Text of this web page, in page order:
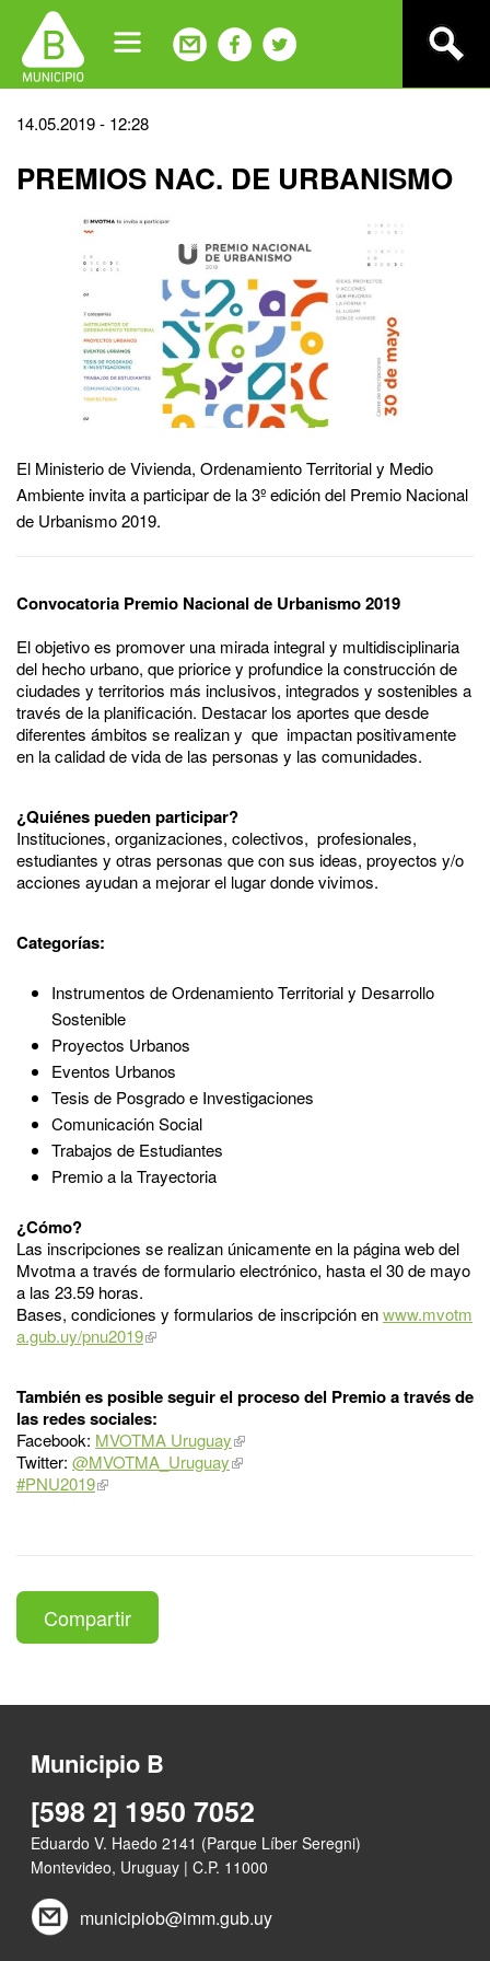
navigation
Back
top
14.05.2019 - 12:28
PREMIOS NAC. DE URBANISMO
El Ministerio de Vivienda, Ordenamiento Territorial y Medio
Ambiente invita a participar de la 3º edición del Premio Nacional
de Urbanismo 2019.
Convocatoria Premio Nacional de Urbanismo 2019
El objetivo es promover una mirada integral y multidisciplinaria
del hecho urbano, que priorice y profundice la construcción de
ciudades y territorios más inclusivos, integrados y sostenibles a
través de la planificación. Destacar los aportes que desde
diferentes ámbitos se realizan y que impactan positivamente
en la calidad de vida de las personas y las comunidades.
¿Quiénes pueden participar?
Instituciones, organizaciones, colectivos, profesionales,
estudiantes y otras personas que con sus ideas, proyectos y/o
acciones ayudan a mejorar el lugar donde vivimos.
Categorías:
Instrumentos de Ordenamiento Territorial y Desarrollo
Sostenible
Proyectos Urbanos
Eventos Urbanos
Tesis de Posgrado e Investigaciones
Comunicación Social
Trabajos de Estudiantes
Premio a la Trayectoria
¿Cómo?
Las inscripciones se realizan únicamente en la página web del
Mvotma a través de formulario electrónico, hasta el 30 de mayo
a las 23.59 horas.
Bases, condiciones y formularios de inscripción enwww.mvotm
a.gub.uy/pnu2019
También es posible seguir el proceso del Premio a través de
las redes sociales:
Facebook: MVOTMA Uruguay
Twitter: @MVOTMA_Uruguay
#PNU2019
Compartir
Municipio B
[598 2] 1950 7052
Eduardo V. Haedo 2141 (Parque Líber Seregni)
Montevideo, Uruguay | C.P. 11000
municipiob@imm.gub.uy